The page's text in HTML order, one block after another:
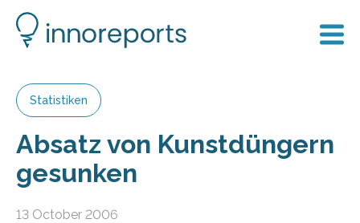
Statistiken
Absatz von Kunstdüngern
gesunken
13 October 2006